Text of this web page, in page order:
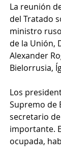
La reunión
del Tratado
ministro
de la Unión,
Alexander
Bielorrusia,
Los
Supremo de
secretario
importante.
ocupada,